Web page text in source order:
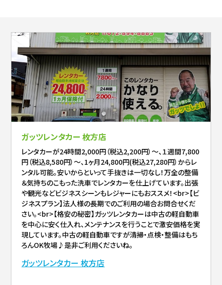
ガッツレンタカー 枚方店
レンタカーが24時間2,000円（税込2,200円）～、１週間7,800
円（税込8,580円）～、1ヶ月24,800円(税込27,280円）からレ
ンタル可能。安いからといって手抜きは一切なし！万全の整備
＆気持ちのこもった洗車でレンタカーを仕上げています。出張
や観光などビジネスシーンもレジャーにもおススメ！<br>【ビ
ジネスプラン】法人様の長期でのご利用の場合お問合せくだ
さい。<br>【格安の秘密】ガッツレンタカーは中古の軽自動車
を中心に安く仕入れ、メンテナンスを行うことで激安価格を実
現しています。中古の軽自動車ですが清掃・点検・整備はもち
ろんOK牧場♪是非ご利用くださいね。
ガッツレンタカー 枚方店